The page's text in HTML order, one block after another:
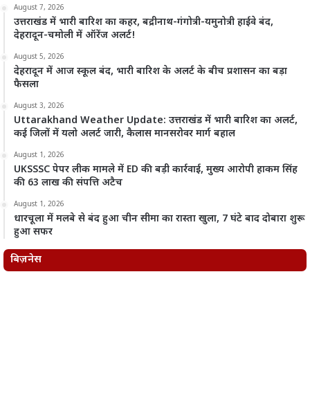
August 7, 2026
उत्तराखंड में भारी बारिश का कहर, बद्रीनाथ-गंगोत्री-यमुनोत्री हाईवे बंद,
देहरादून-चमोली में ऑरेंज अलर्ट!
August 5, 2026
देहरादून में आज स्कूल बंद, भारी बारिश के अलर्ट के बीच प्रशासन का बड़ा
फैसला
August 3, 2026
Uttarakhand Weather Update: उत्तराखंड में भारी बारिश का अलर्ट,
कई जिलों में यलो अलर्ट जारी, कैलास मानसरोवर मार्ग बहाल
August 1, 2026
UKSSSC पेपर लीक मामले में ED की बड़ी कार्रवाई, मुख्य आरोपी हाकम सिंह
की 63 लाख की संपत्ति अटैच
August 1, 2026
धारचूला में मलबे से बंद हुआ चीन सीमा का रास्ता खुला, 7 घंटे बाद दोबारा शुरू
हुआ सफर
बिज़नेस